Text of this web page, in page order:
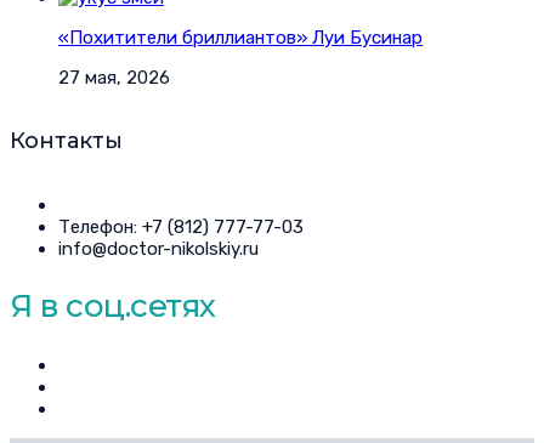
«Похитители бриллиантов» Луи Бусинар
27 мая, 2026
Контакты
Телефон: +7 (812) 777-77-03
info@doctor-nikolskiy.ru
Я в соц.сетях